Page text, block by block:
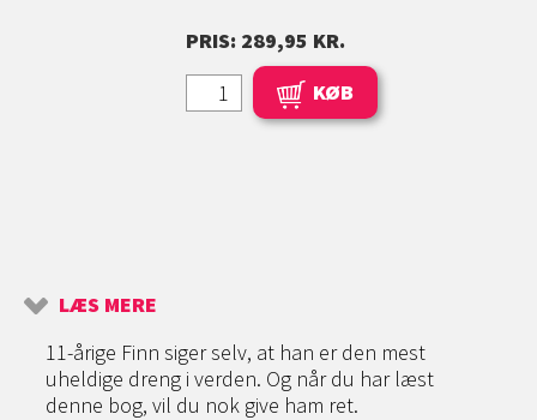
PRIS: 289,95 KR.
KØB
LÆS MERE
11-årige Finn siger selv, at han er den mest
uheldige dreng i verden. Og når du har læst
denne bog, vil du nok give ham ret.